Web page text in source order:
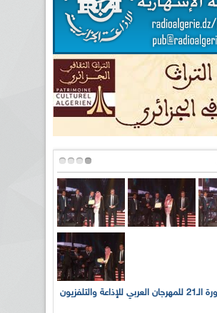
بالصور... الدورة الـ21 للمهرجان العربي للإذاعة والتلفزيون